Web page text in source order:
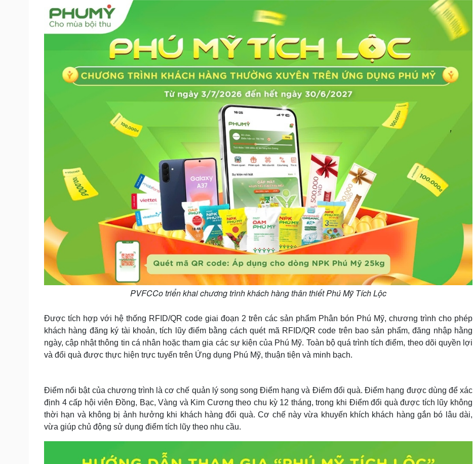
Cải chính
PVFCCo triển khai chương trình khách hàng thân thiết Phú Mỹ Tích Lộc
Được tích hợp với hệ thống RFID/QR code giai đoạn 2 trên các sản phẩm Phân bón Phú Mỹ, chương trình cho phép
khách hàng đăng ký tài khoản, tích lũy điểm bằng cách quét mã RFID/QR code trên bao sản phẩm, đăng nhập hằng
ngày, cập nhật thông tin cá nhân hoặc tham gia các sự kiện của Phú Mỹ. Toàn bộ quá trình tích điểm, theo dõi quyền lợi
và đổi quà được thực hiện trực tuyến trên Ứng dụng Phú Mỹ, thuận tiện và minh bạch.
Điểm nổi bật của chương trình là cơ chế quản lý song song Điểm hạng và Điểm đổi quà. Điểm hạng được dùng để xác
định 4 cấp hội viên Đồng, Bạc, Vàng và Kim Cương theo chu kỳ 12 tháng, trong khi Điểm đổi quà được tích lũy không
thời hạn và không bị ảnh hưởng khi khách hàng đổi quà. Cơ chế này vừa khuyến khích khách hàng gắn bó lâu dài,
vừa giúp chủ động sử dụng điểm tích lũy theo nhu cầu.